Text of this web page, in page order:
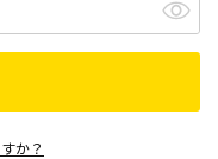
か？